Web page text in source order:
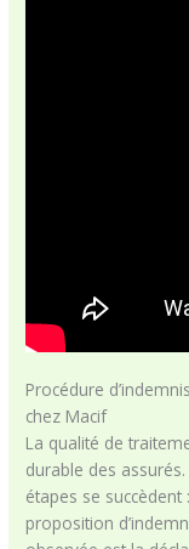
Procédure
chez Macif
La qualité de
durable des
étapes se
proposition